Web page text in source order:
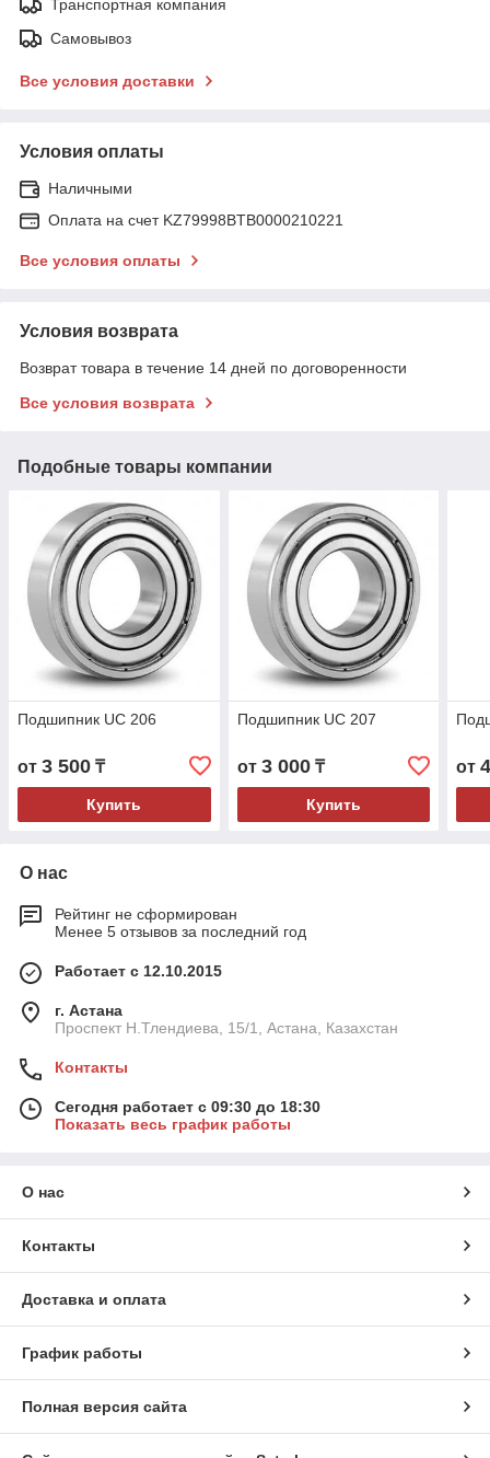
Транспортная компания
Самовывоз
Все условия доставки
Условия оплаты
Наличными
Оплата на счет KZ79998BTB0000210221
Все условия оплаты
Условия возврата
Возврат товара в течение 14 дней по договоренности
Все условия возврата
Подобные товары компании
Подшипник UC 206
от 3 500 ₸
Купить
Подшипник UC 207
от 3 000₸
Купить
от
О нас
Рейтинг не сформирован
Менее 5 отзывов за последний год
Работает с 12.10.2015
г. Астана
Проспект Н.Тлендиева, 15/1, Астана, Казахстан
Контакты
Сегодня работает с 09:30 до 18:30
Показать весь график работы
О нас
Контакты
Доставка и оплата
График работы
Полная версия сайта